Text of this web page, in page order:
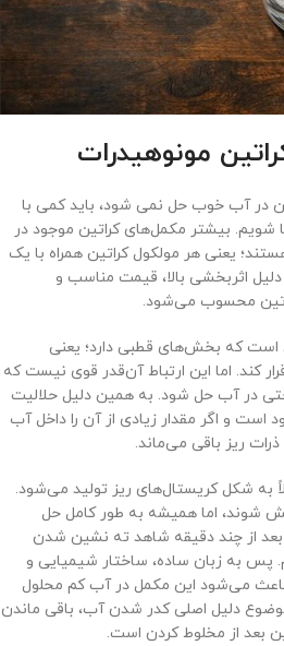
مونوهیدرات
در آب خوب حل نمی شود، باید کمی با
شویم. بیشتر مکمل‌های کراتین موجود در
یعنی هر مولکول کراتین همراه با یک
اثربخشی بالا، قیمت مناسب و
محسوب می‌شود.
است که بخش‌های قطبی دارد؛ یعنی
کند. اما این ارتباط آن‌قدر قوی نیست که
در آب حل شود. به همین دلیل حلالیت
است و اگر مقدار زیادی از آن را داخل آب
ریز باقی می‌ماند.
به شکل کریستال‌های ریز تولید می‌شود.
شوند، اما همیشه به طور کامل حل
از چند دقیقه شاهد ته نشین شدن
پس به زبان ساده، ساختار شیمیایی و
می‌شود این مکمل در آب کم محلول
دلیل اصلی کدر شدن آب، باقی ماندن
بعد از مخلوط کردن است.